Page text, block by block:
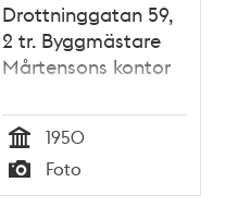
Drottninggatan 59,
2 tr. Byggmästare
Mårtensons kontor
Tid
1950
Typ
Foto